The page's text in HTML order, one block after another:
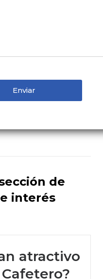
de
interés
atractivo